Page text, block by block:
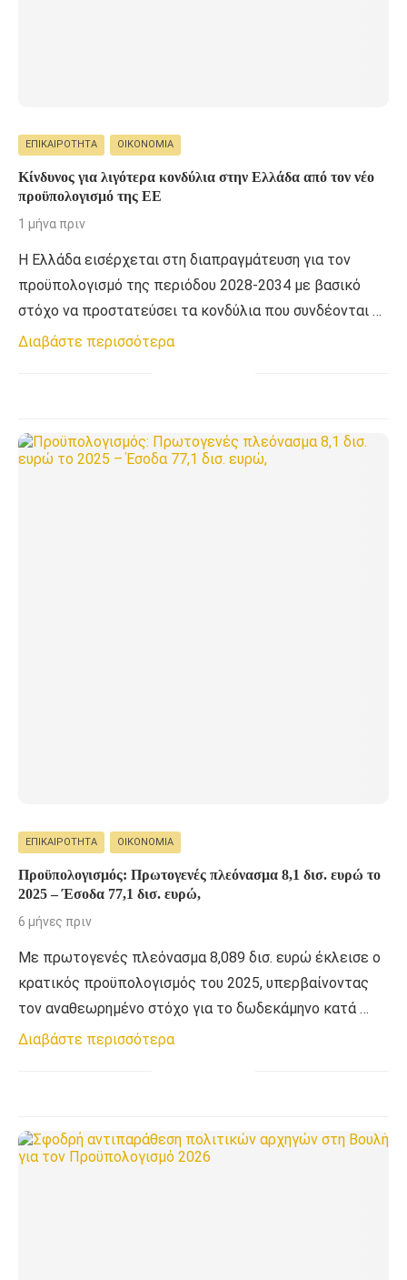
ΕΠΙΚΑΙΡΌΤΗΤΑ ΟΙΚΟΝΟΜΊΑ
Κίνδυνος για λιγότερα κονδύλια στην Ελλάδα από τον νέο
προϋπολογισμό της ΕΕ
1 μήνα πριν
Η Ελλάδα εισέρχεται στη διαπραγμάτευση για τον
προϋπολογισμό της περιόδου 2028-2034 με βασικό
στόχο να προστατεύσει τα κονδύλια που συνδέονται …
Διαβάστε περισσότερα
ΕΠΙΚΑΙΡΌΤΗΤΑ ΟΙΚΟΝΟΜΊΑ
Προϋπολογισμός: Πρωτογενές πλεόνασμα 8,1 δισ. ευρώ το
2025 – Έσοδα 77,1 δισ. ευρώ,
6 μήνες πριν
Με πρωτογενές πλεόνασμα 8,089 δισ. ευρώ έκλεισε ο
κρατικός προϋπολογισμός του 2025, υπερβαίνοντας
τον αναθεωρημένο στόχο για το δωδεκάμηνο κατά …
Διαβάστε περισσότερα